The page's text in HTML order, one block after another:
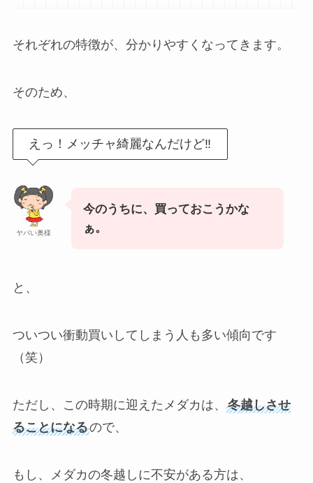
それぞれの特徴が、分かりやすくなってきます。
そのため、
えっ！メッチャ綺麗なんだけど‼
ヤバい奥様
今のうちに、買っておこうかな
ぁ。
と、
ついつい衝動買いしてしまう人も多い傾向です
（笑）
ただし、この時期に迎えたメダカは、 冬越しさせ
ることになるので、
もし、メダカの冬越しに不安がある方は、